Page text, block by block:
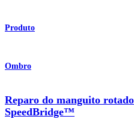
Produto
Ombro
Reparo do manguito
SpeedBridge™